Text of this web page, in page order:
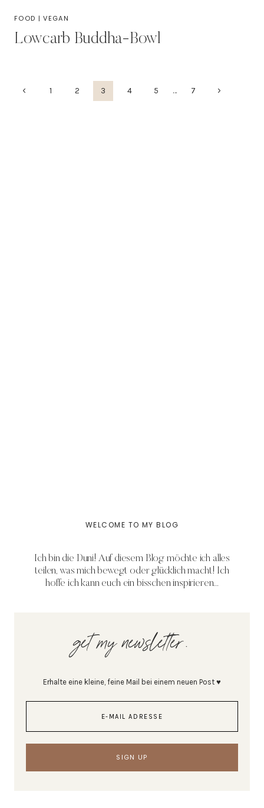
FOOD |VEGAN
Lowcarb Buddha-Bowl
Seitennavigation
Vorherige1 2 3 4 5 … 7
Nächste
WELCOME TO MY BLOG
Ich bin die Duni! Auf diesem Blog möchte ich alles
teilen, was mich bewegt oder glücklich macht! Ich
hoffe ich kann euch ein bisschen inspirieren...
get my newsletter.
Erhalte eine kleine, feine Mail bei einem neuen Post ♥